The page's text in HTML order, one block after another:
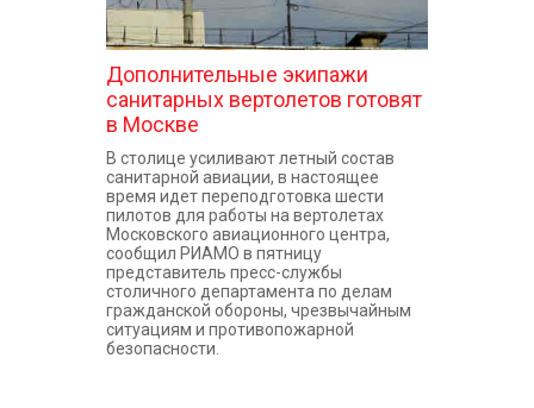
Дополнительные экипажи
санитарных вертолетов готовят
в Москве
В столице усиливают летный состав
санитарной авиации, в настоящее
время идет переподготовка шести
пилотов для работы на вертолетах
Московского авиационного центра,
сообщил РИАМО в пятницу
представитель пресс-службы
столичного департамента по делам
гражданской обороны, чрезвычайным
ситуациям и противопожарной
безопасности.